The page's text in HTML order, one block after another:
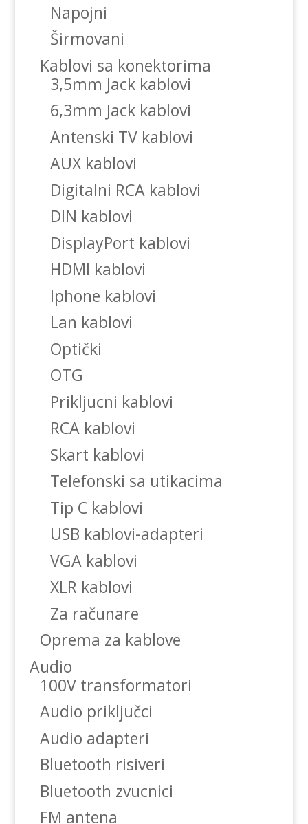
Napojni
Širmovani
Kablovi sa konektorima
3,5mm Jack kablovi
6,3mm Jack kablovi
Antenski TV kablovi
AUX kablovi
Digitalni RCA kablovi
DIN kablovi
DisplayPort kablovi
HDMI kablovi
Iphone kablovi
Lan kablovi
Optički
OTG
Prikljucni kablovi
RCA kablovi
Skart kablovi
Telefonski sa utikacima
Tip C kablovi
USB kablovi-adapteri
VGA kablovi
XLR kablovi
Za računare
Oprema za kablove
Audio
100V transformatori
Audio priključci
Audio adapteri
Bluetooth risiveri
Bluetooth zvucnici
FM antena